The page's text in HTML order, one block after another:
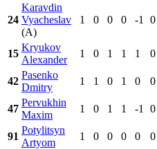
24
Karavdin
Vyacheslav
(A)
1 0 0 0 -1 0
15
Kryukov
Alexander
1 0 1 1 1 0
42
Pasenko
Dmitry
1 1 0 1 0 0
47
Pervukhin
Maxim
1 0 1 1 -1 0
91
Potylitsyn
Artyom
1 0 0 0 0 0